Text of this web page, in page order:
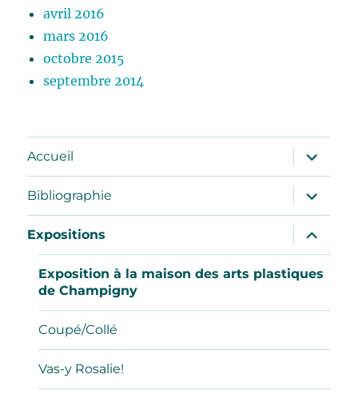
avril 2016
mars 2016
octobre 2015
septembre 2014
Accueil
ouvrir
le
sous-
menu
Bibliographie
ouvrir
le
sous-
menu
Expositions
ouvrir
le
sous-
menu
Exposition à la maison des arts plastiques
de Champigny
Coupé/Collé
Vas-y Rosalie!